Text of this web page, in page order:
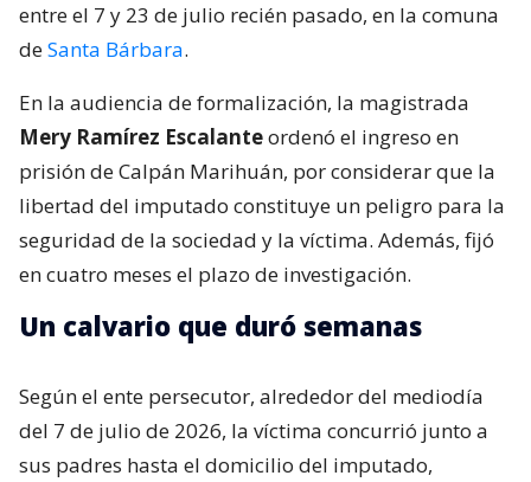
entre el 7 y 23 de julio recién pasado, en la comuna
deSanta Bárbara.
En la audiencia de formalización, la magistrada
Mery Ramírez Escalanteordenó el ingreso en
prisión de Calpán Marihuán, por considerar que la
libertad del imputado constituye un peligro para la
seguridad de la sociedad y la víctima. Además, fijó
en cuatro meses el plazo de investigación.
Un calvario que duró semanas
Según el ente persecutor, alrededor del mediodía
del 7 de julio de 2026, la víctima concurrió junto a
sus padres hasta el domicilio del imputado,